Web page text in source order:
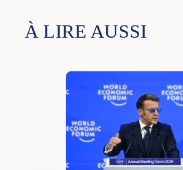
À LIRE AUSSI